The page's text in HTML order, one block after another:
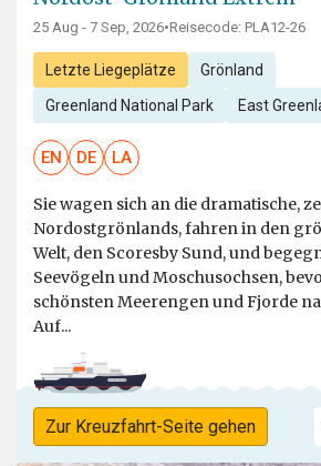
25 Aug - 7 Sep, 2026•Reisecode: PLA12-26
Letzte Liegeplätze Grönland
Greenland National Park East
EN DE LA
Sie wagen sich an die dramatische,
Nordostgrönlands, fahren in den
Welt, den Scoresby Sund, und
Seevögeln und Moschusochsen,
schönsten Meerengen und Fjorde
Auf...
Zur Kreuzfahrt-Seite gehen